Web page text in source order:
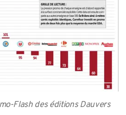
Flash des éditions Dauvers